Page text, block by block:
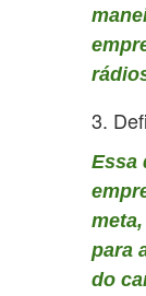
3.
Essa
para
do